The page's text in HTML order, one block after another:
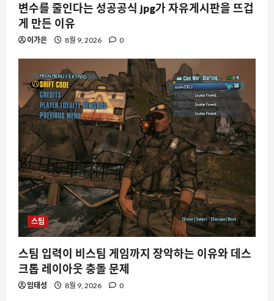
변수를 줄인다는 성공공식 jpg가 자유게시판을 뜨겁
게 만든 이유
이가은 8월 9, 2026 0
스팀
스팀 입력이 비스팀 게임까지 장악하는 이유와 데스
크톱 레이아웃 충돌 문제
임태성 8월 9, 2026 0